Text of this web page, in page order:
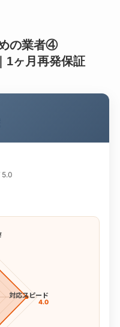
の業者④
1ヶ月再発保証
5.0
対応スピード
4.0